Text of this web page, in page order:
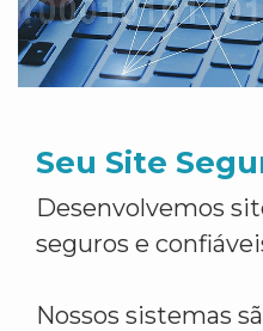
Seu Site
Desenvolvemos
seguros e
Nossos sistemas